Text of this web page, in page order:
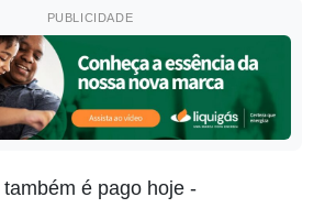
PUBLICIDADE
é pago hoje -